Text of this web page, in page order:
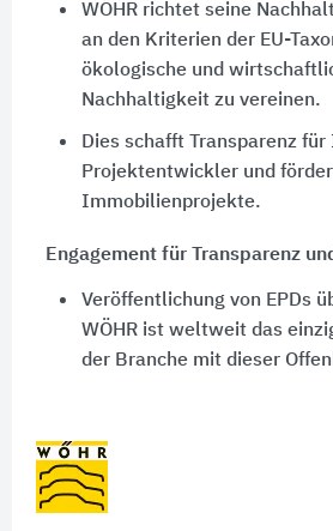
WÖHR richtet seine
an den Kriterien der EU-
ökologische und
Nachhaltigkeit zu vereinen.
Dies schafft Transparenz
Projektentwickler und
Immobilienprojekte.
Engagement für Transparenz
Veröffentlichung von EPDs
WÖHR ist weltweit das
der Branche mit dieser
Systeme belegen.